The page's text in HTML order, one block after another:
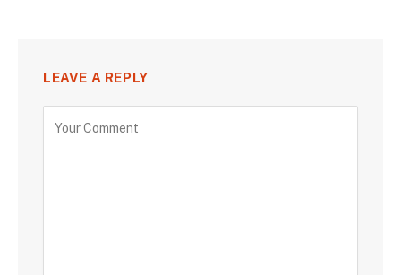
LEAVE A REPLY